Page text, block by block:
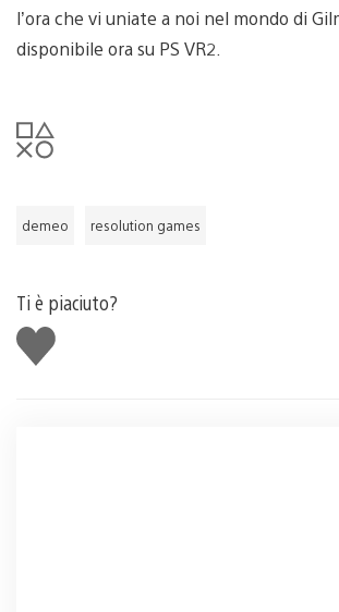
l’ora che vi uniate a noi nel mondo di
disponibile ora su PS VR2.
demeo resolution games
Ti è piaciuto?
Mi
piace